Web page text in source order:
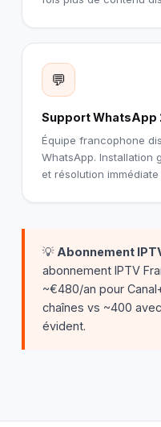
💬
Support WhatsApp
Équipe francophone
WhatsApp. Installation
et résolution
💡 Abonnement
abonnement IPTV
~€480/an pour
chaînes vs ~400
évident.